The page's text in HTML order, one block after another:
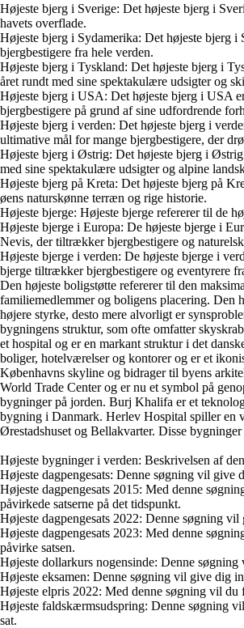
Højeste bjerg i Sverige: Det højeste bjerg i
havets overflade.
Højeste bjerg i Sydamerika: Det højeste bjerg
bjergbestigere fra hele verden.
Højeste bjerg i Tyskland: Det højeste bjerg i
året rundt med sine spektakulære udsigter og
Højeste bjerg i USA: Det højeste bjerg i USA
bjergbestigere på grund af sine udfordrende
Højeste bjerg i verden: Det højeste bjerg i
ultimative mål for mange bjergbestigere, der
Højeste bjerg i Østrig: Det højeste bjerg i
med sine spektakulære udsigter og alpine
Højeste bjerg på Kreta: Det højeste bjerg på
øens naturskønne terræn og rige historie.
Højeste bjerge: Højeste bjerge refererer til de
Højeste bjerge i Europa: De højeste bjerge i
Nevis, der tiltrækker bjergbestigere og
Højeste bjerge i verden: De højeste bjerge i
bjerge tiltrækker bjergbestigere og eventyrere
Den højeste boligstøtte refererer til den
familiemedlemmer og boligens placering. Den
højere styrke, desto mere alvorligt er
bygningens struktur, som ofte omfatter
et hospital og er en markant struktur i det
boliger, hotelværelser og kontorer og er et
Københavns skyline og bidrager til byens
World Trade Center og er nu et symbol på
bygninger på jorden. Burj Khalifa er et
bygning i Danmark. Herlev Hospital spiller en
Ørestadshuset og Bellakvarter. Disse
Højeste bygninger i verden: Beskrivelsen af
Højeste dagpengesats: Denne søgning vil give
Højeste dagpengesats 2015: Med denne
påvirkede satserne på det tidspunkt.
Højeste dagpengesats 2022: Denne søgning
Højeste dagpengesats 2023: Med denne
påvirke satsen.
Højeste dollarkurs nogensinde: Denne
Højeste eksamen: Denne søgning vil give dig
Højeste elpris 2022: Med denne søgning vil du
Højeste faldskærmsudspring: Denne søgning
sat.